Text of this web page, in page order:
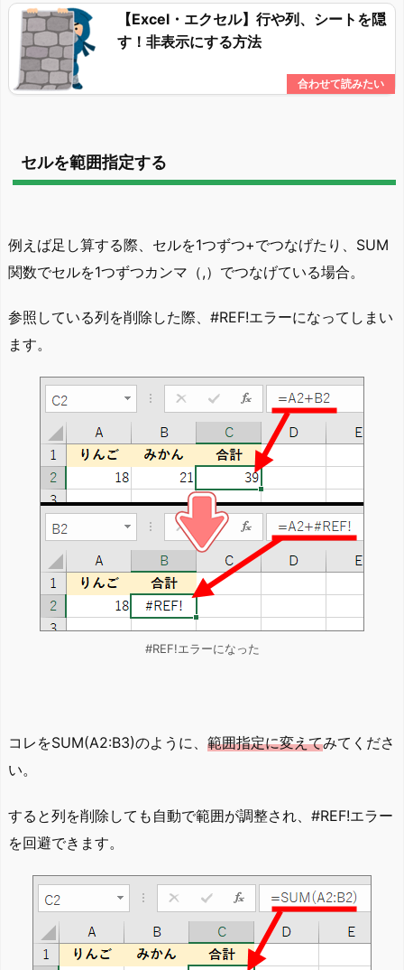
【Excel・エクセル】行や列、シートを隠
す！非表示にする方法
セルを範囲指定する
例えば足し算する際、セルを1つずつ+でつなげたり、SUM
関数でセルを1つずつカンマ（,）でつなげている場合。
参照している列を削除した際、#REF!エラーになってしまい
ます。
#REF!エラーになった
コレをSUM(A2:B3)のように、 範囲指定に変えてみてくださ
い。
すると列を削除しても自動で範囲が調整され、#REF!エラー
を回避できます。